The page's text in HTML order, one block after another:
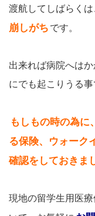
渡航してしばらくは
崩しがち です。
出来れば病院へは
にでも起こりうる事
もしもの時の為に
る保険、ウォーク
確認をしておきま
現地の留学生用医